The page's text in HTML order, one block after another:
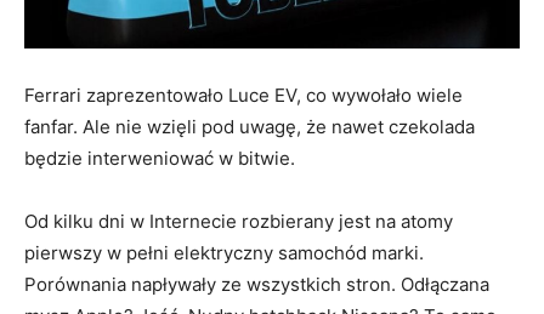
Ferrari zaprezentowało Luce EV, co wywołało wiele
fanfar. Ale nie wzięli pod uwagę, że nawet czekolada
będzie interweniować w bitwie.
Od kilku dni w Internecie rozbierany jest na atomy
pierwszy w pełni elektryczny samochód marki.
Porównania napływały ze wszystkich stron. Odłączana